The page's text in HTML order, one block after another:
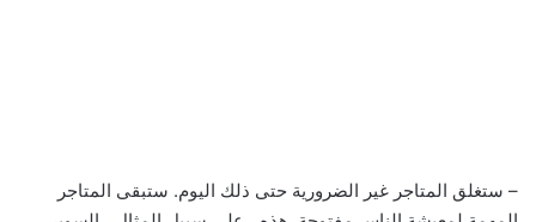
– ستغلق المتاجر غير الضرورية حتى ذلك اليوم. ستبقى المتاجر